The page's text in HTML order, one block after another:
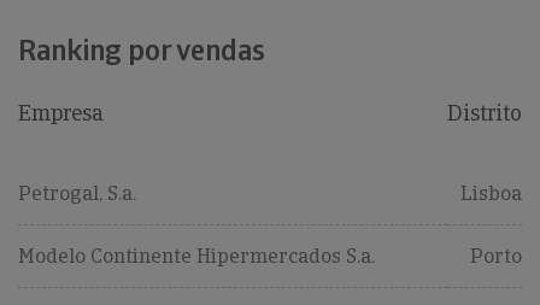
Ranking por vendas
Empresa Distrito
Petrogal, S.a. Lisboa
Modelo Continente Hipermercados S.a. Porto